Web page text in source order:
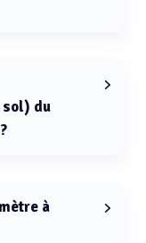
sol) du
à